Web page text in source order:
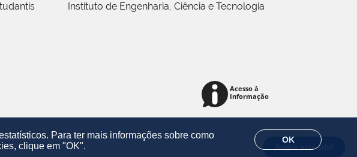
Para ter mais informações sobre como
clique em "OK".
OK
Instituto de Engenharia, Ciência e Tecnologia
Avalie este site!